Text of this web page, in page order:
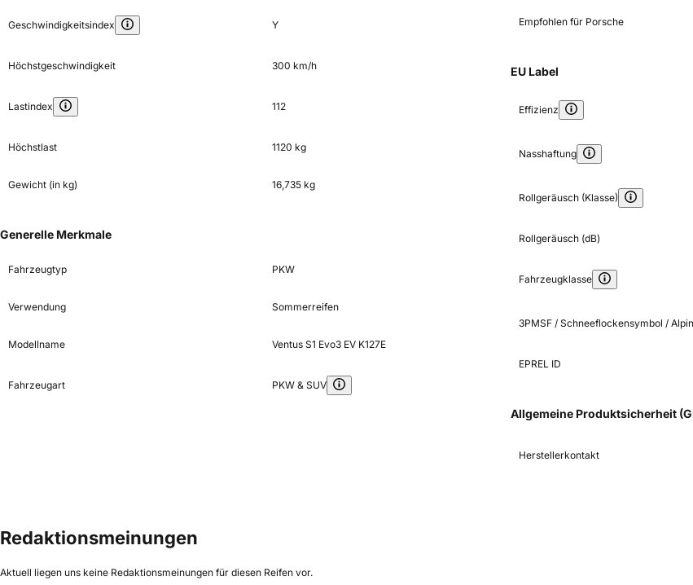
Geschwindigkeitsindex Y
Höchstgeschwindigkeit 300 km/h
Lastindex 112
Höchstlast 1120 kg
Gewicht (in kg) 16,735 kg
Generelle Merkmale
Fahrzeugtyp PKW
Verwendung Sommerreifen
Modellname Ventus S1 Evo3 EV K127E
Fahrzeugart PKW & SUV
Empfohlen für Porsche
EU Label
Effizienz
Nasshaftung
Rollgeräusch (Klasse)
Rollgeräusch (dB)
Fahrzeugklasse
3PMSF / Schneeflockensymbol /
EPREL ID
Allgemeine Produktsicherheit
Herstellerkontakt
Redaktionsmeinungen
Aktuell liegen uns keine Redaktionsmeinungen für diesen Reifen vor.